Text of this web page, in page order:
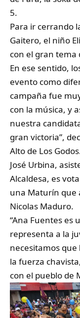
5.
Para ir cerrando
Gaitero, el niño
con el gran tema
En ese sentido,
evento como
campaña fue
con la música, y
nuestra
gran victoria”,
Alto de Los
José Urbina,
Alcaldesa, es
una Maturín que
Nicolas Maduro.
“Ana Fuentes es
representa a la
necesitamos
la fuerza
con el pueblo de